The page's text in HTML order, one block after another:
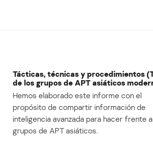
Tácticas, técnicas y procedimientos
de los grupos de APT asiáticos
Hemos elaborado este informe con el
propósito de compartir información de
inteligencia avanzada para hacer frente
grupos de APT asiáticos.